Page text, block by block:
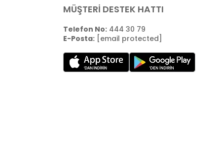
MÜŞTERİ DESTEK HATTI
Telefon No:444 30 79
E-Posta: [email protected]